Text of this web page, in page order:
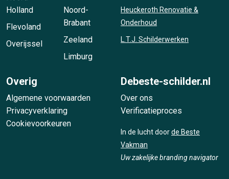
Holland
Flevoland
Overijssel
Noord-
Brabant
Zeeland
Limburg
Heuckeroth Renovatie &
Onderhoud
L.T.J. Schilderwerken
Overig
Algemene voorwaarden
Privacyverklaring
Cookievoorkeuren
Debeste-schilder.nl
Over ons
Verificatieproces
In de lucht doorde Beste
Vakman
Uw zakelijke branding navigator